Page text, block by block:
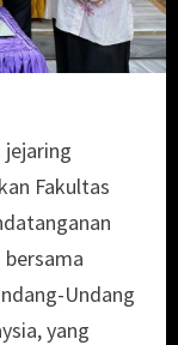
jejaring
Fakultas
Undang
yang